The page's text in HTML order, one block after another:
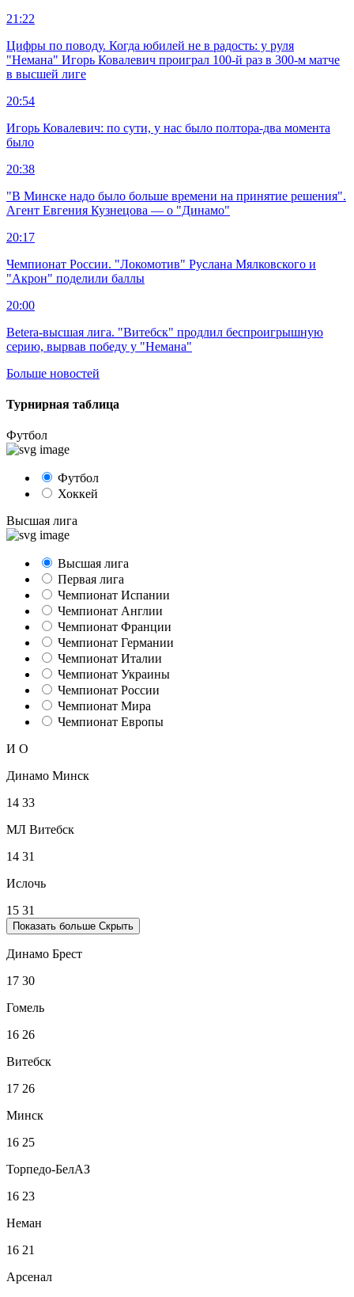
21:22
Цифры по поводу. Когда юбилей не в радость: у руля
"Немана" Игорь Ковалевич проиграл 100-й раз в 300-м матче
в высшей лиге
20:54
Игорь Ковалевич: по сути, у нас было полтора-два момента
было
20:38
"В Минске надо было больше времени на принятие решения".
Агент Евгения Кузнецова — о "Динамо"
20:17
Чемпионат России. "Локомотив" Руслана Мялковского и
"Акрон" поделили баллы
20:00
Betera-высшая лига. "Витебск" продлил беспроигрышную
серию, вырвав победу у "Немана"
Больше новостей
Турнирная таблица
Футбол
Футбол
Хоккей
Высшая лига
Высшая лига
Первая лига
Чемпионат Испании
Чемпионат Англии
Чемпионат Франции
Чемпионат Германии
Чемпионат Италии
Чемпионат Украины
Чемпионат России
Чемпионат Мира
Чемпионат Европы
И О
Динамо Минск
14 33
МЛ Витебск
14 31
Ислочь
15 31
Показать больше Скрыть
Динамо Брест
17 30
Гомель
16 26
Витебск
17 26
Минск
16 25
Торпедо-БелАЗ
16 23
Неман
16 21
Арсенал